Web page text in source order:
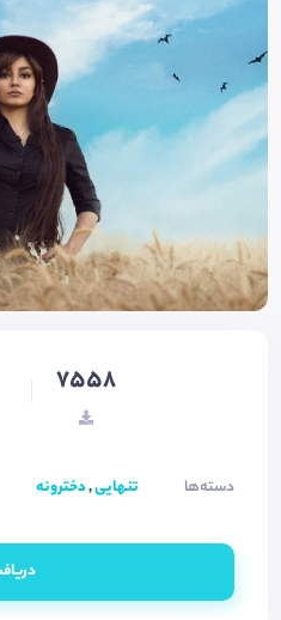
7558
دسته‌ها تنهایی,دخترونه